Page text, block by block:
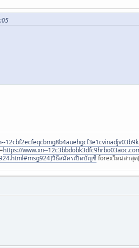
https://www.xn--
วิธีสมัครเปิดบัญชีforexใหม่ล่าสุ